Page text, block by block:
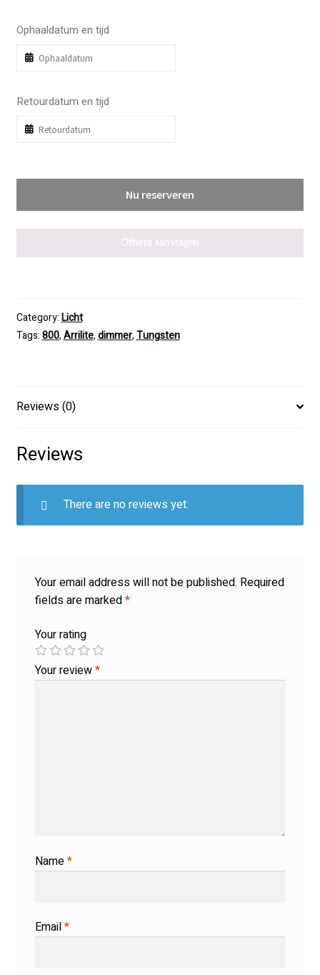
Ophaaldatum en tijd
Retourdatum en tijd
Nu reserveren
Offerte aanvragen
Category:Licht
Tags:800,Arrilite,dimmer,Tungsten
Reviews (0)
Reviews
There are no reviews yet.
Your email address will not be published. Required
fields are marked*
Your rating
Your review*
Name*
Email*